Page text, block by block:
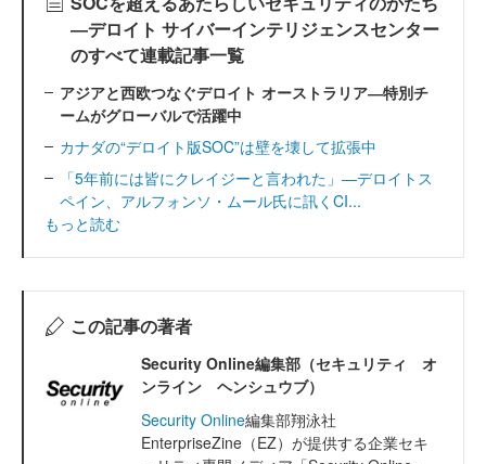
―デロイト サイバーインテリジェンスセンター
のすべて連載記事一覧
アジアと西欧つなぐデロイト オーストラリア―特別チ
ームがグローバルで活躍中
カナダの“デロイト版SOC”は壁を壊して拡張中
「5年前には皆にクレイジーと言われた」―デロイトス
ペイン、アルフォンソ・ムール氏に訊くCI...
もっと読む
この記事の著者
Security Online編集部（セキュリティ オ
ンライン ヘンシュウブ）
Security Online編集部翔泳社
EnterpriseZine（EZ）が提供する企業セキ